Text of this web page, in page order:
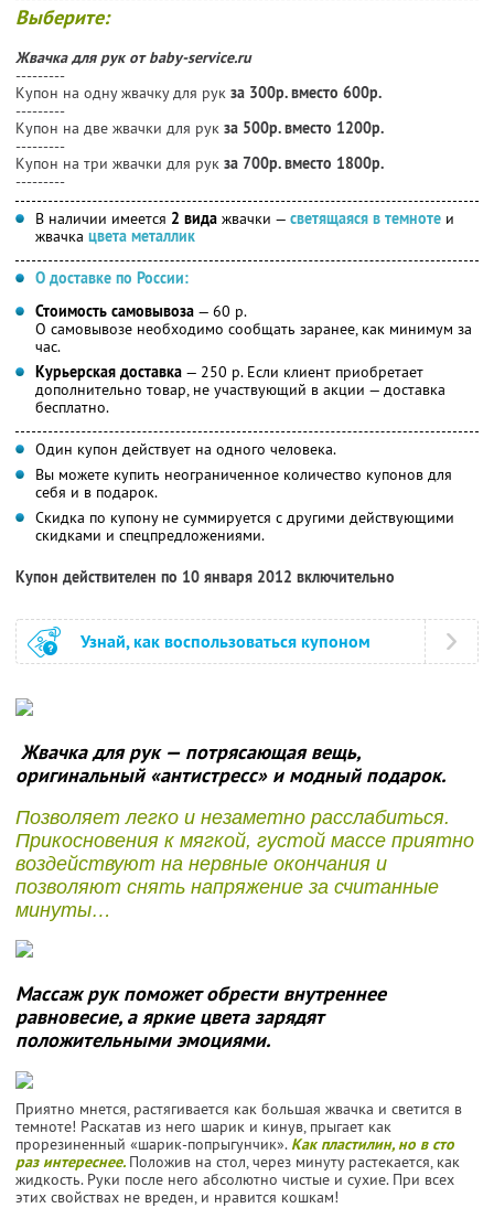
Выберите:
Жвачка для рук от baby-service.ru
---------
Купон на одну жвачку для рук за 300р. вместо 600р.
---------
Купон на две жвачки для рук за 500р. вместо 1200р.
---------
Купон на три жвачки для рук за 700р. вместо 1800р.
---------
В наличии имеется 2 вида жвачки — светящаяся в темноте и
жвачка цвета металлик
О доставке по России:
Стоимость самовывоза — 60 р.
О самовывозе необходимо сообщать заранее, как минимум за
час.
Курьерская доставка — 250 р. Если клиент приобретает
дополнительно товар, не участвующий в акции — доставка
бесплатно.
Один купон действует на одного человека.
Вы можете купить неограниченное количество купонов для
себя и в подарок.
Скидка по купону не суммируется с другими действующими
скидками и спецпредложениями.
Купон действителен по 10 января 2012 включительно
Узнай, как воспользоваться купоном
Жвачка для рук — потрясающая вещь,
оригинальный «антистресс» и модный подарок.
Позволяет легко и незаметно расслабиться.
Прикосновения к мягкой, густой массе приятно
воздействуют на нервные окончания и
позволяют снять напряжение за считанные
минуты…
Массаж рук поможет обрести внутреннее
равновесие, а яркие цвета зарядят
положительными эмоциями.
Приятно мнется, растягивается как большая жвачка и светится в
темноте! Раскатав из него шарик и кинув, прыгает как
прорезиненный «шарик-попрыгунчик». Как пластилин, но в сто
раз интереснее. Положив на стол, через минуту растекается, как
жидкость. Руки после него абсолютно чистые и сухие. При всех
этих свойствах не вреден, и нравится кошкам!